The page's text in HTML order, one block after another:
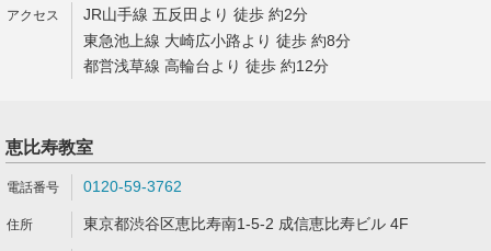
JR山手線 五反田より 徒歩 約2分
東急池上線 大崎広小路より 徒歩 約8分
都営浅草線 高輪台より 徒歩 約12分
恵比寿教室
0120-59-3762
東京都渋谷区恵比寿南1-5-2 成信恵比寿ビル 4F